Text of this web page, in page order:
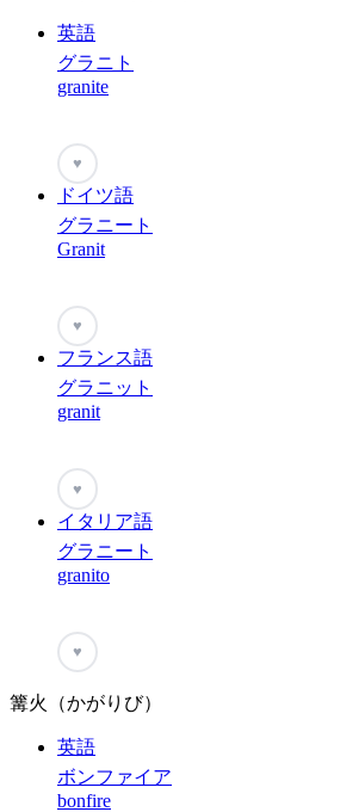
英語
グラニト
granite
♥
ドイツ語
グラニート
Granit
♥
フランス語
グラニット
granit
♥
イタリア語
グラニート
granito
♥
篝火（かがりび）
英語
ボンファイア
bonfire